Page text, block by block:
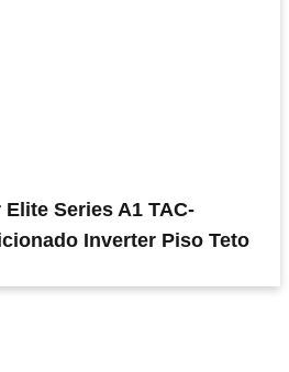
Series A1 TAC-
Inverter Piso Teto